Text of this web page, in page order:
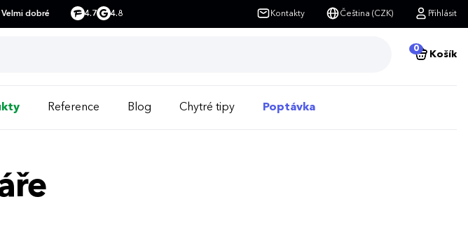
Velmi dobré 4.7 4.8 Kontakty Čeština (CZK) Přihlásit
0
Košík
Reference Blog Chytré tipy Poptávka